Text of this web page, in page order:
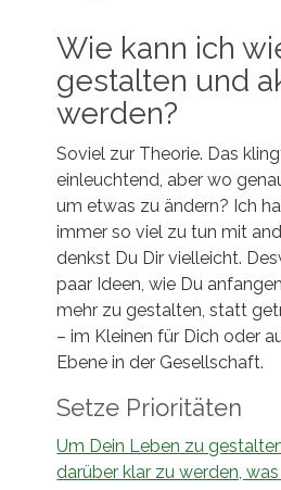
Wie kann ich
gestalten und
werden?
Soviel zur Theorie. Das
einleuchtend, aber wo
um etwas zu ändern? Ich
immer so viel zu tun mit
denkst Du Dir vielleicht.
paar Ideen, wie Du
mehr zu gestalten, statt
– im Kleinen für Dich oder
Ebene in der Gesellschaft.
Setze Prioritäten
Um Dein Leben zu
darüber klar zu werden,